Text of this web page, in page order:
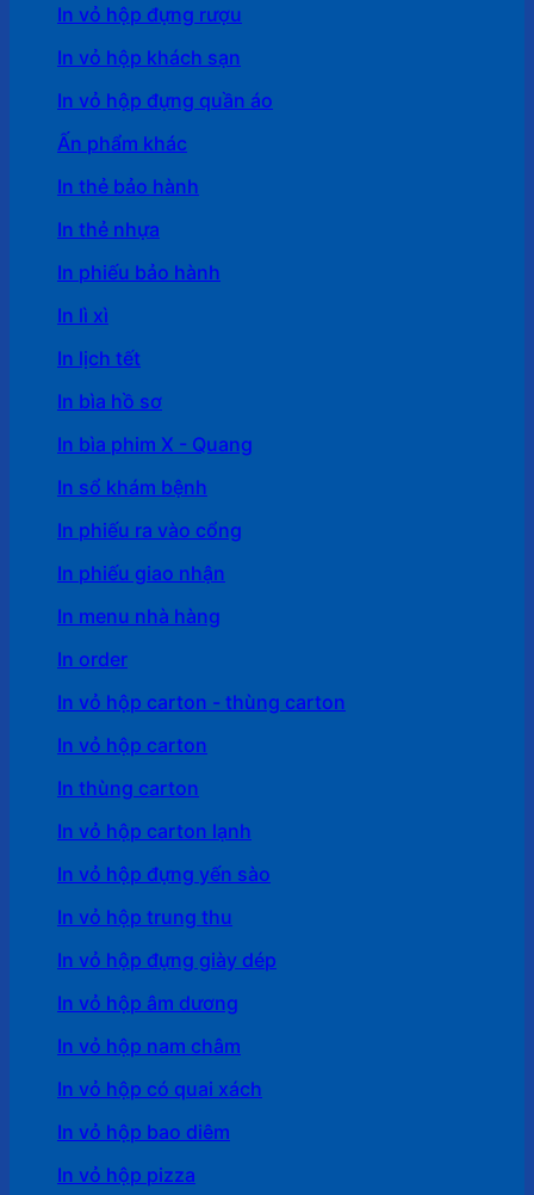
In vỏ hộp đựng rượu
In vỏ hộp khách sạn
In vỏ hộp đựng quần áo
Ấn phẩm khác
In thẻ bảo hành
In thẻ nhựa
In phiếu bảo hành
In lì xì
In lịch tết
In bìa hồ sơ
In bìa phim X - Quang
In sổ khám bệnh
In phiếu ra vào cổng
In phiếu giao nhận
In menu nhà hàng
In order
In vỏ hộp carton - thùng carton
In vỏ hộp carton
In thùng carton
In vỏ hộp carton lạnh
In vỏ hộp đựng yến sào
In vỏ hộp trung thu
In vỏ hộp đựng giày dép
In vỏ hộp âm dương
In vỏ hộp nam châm
In vỏ hộp có quai xách
In vỏ hộp bao diêm
In vỏ hộp pizza